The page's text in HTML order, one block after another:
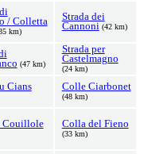
/ Colletta
km)
Strada dei
Cannoni (42 km)
(47 km)
Strada per
Castelmagno
(24 km)
Cians Colle Ciarbonet
(48 km)
Couillole Colla del Fieno
(33 km)